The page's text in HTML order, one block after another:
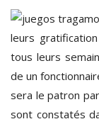
leurs
tous leurs
de un
sera le patron
sont constatés